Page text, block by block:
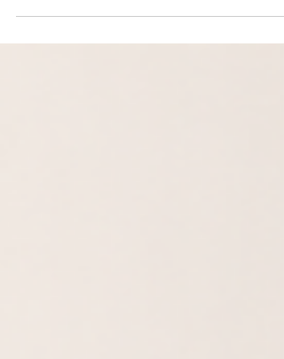
apenas acredita que sabe?